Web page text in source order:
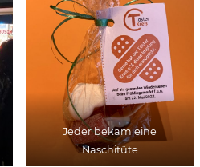
Jeder bekam eine
Naschitüte